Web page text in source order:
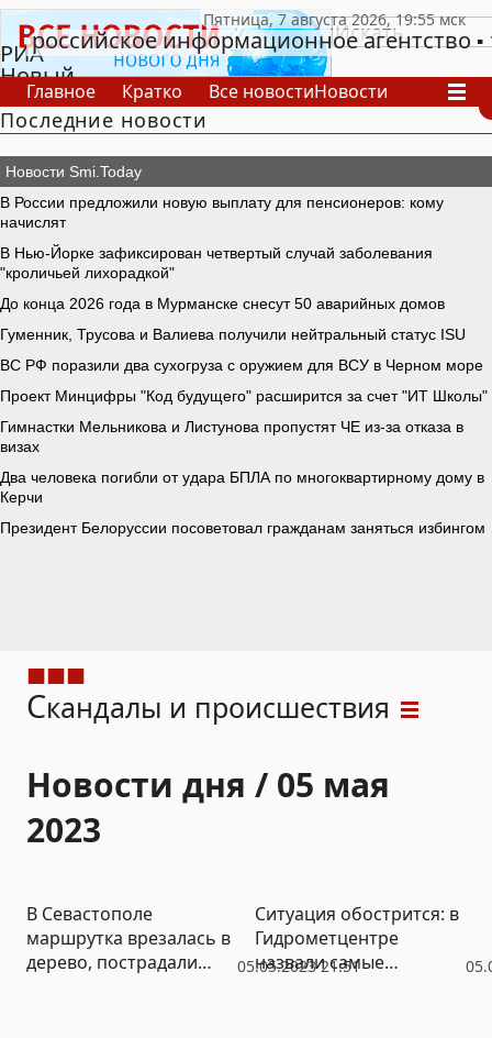
РИА
Новый
День
российское информационное агентство
Главное Кратко Все новостиНовости
В России
В мире
СпецпроектыПроекты Архив
Последние новости
Скандалы и происшествия
Новости дня / 05 мая
2023
05.05.2023 21:51
В Севастополе
маршрутка врезалась в
дерево, пострадали
Ситуация обострится: в
Гидрометцентре
назвали самые